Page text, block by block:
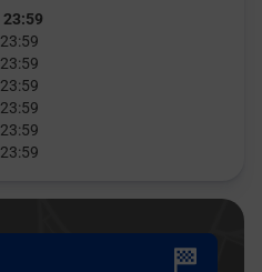
23:59
23:59
23:59
23:59
23:59
23:59
23:59